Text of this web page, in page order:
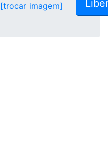
[trocar imagem]